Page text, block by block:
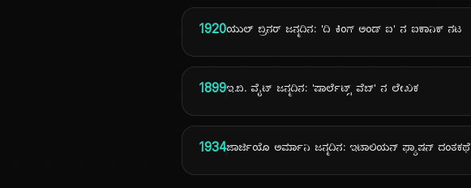
1920ಯುಲ್ ಬ್ರಿನರ್ ಜನ್ಮದಿನ: 'ದಿ ಕಿಂಗ್ ಅಂಡ್ ಐ' ನ ಐಕಾನಿಕ್ ನಟ
1899ಇ.ಬಿ. ವೈಟ್ ಜನ್ಮದಿನ: 'ಷಾರ್ಲೆಟ್ಸ್ ವೆಬ್' ನ ಲೇಖಕ
1934ಜಾರ್ಜಿಯೊ ಅರ್ಮಾನಿ ಜನ್ಮದಿನ: ಇಟಾಲಿಯನ್ ಫ್ಯಾಷನ್ ದಂತಕಥೆ